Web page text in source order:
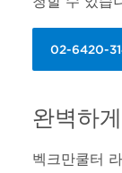
02-6420-
완벽하
벡크만쿨터